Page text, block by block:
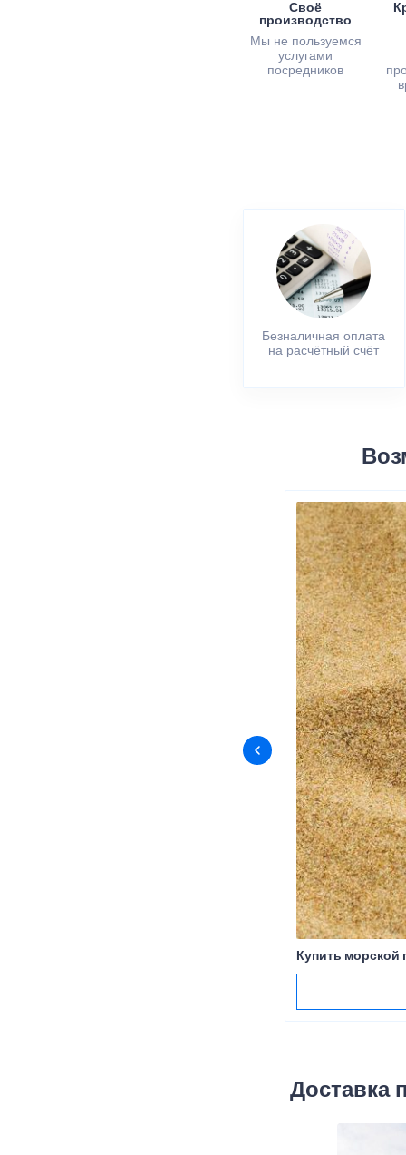
Своё
производство
Мы не пользуемся
услугами
посредников
Безналичная оплата
на расчётный счёт
Купить морской
Доставка